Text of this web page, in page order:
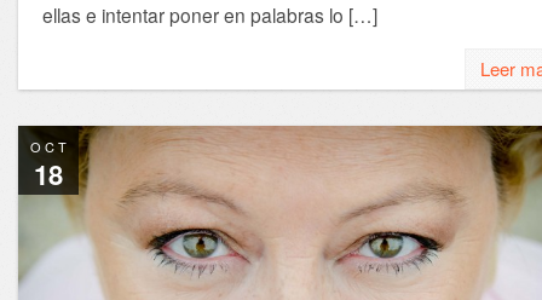
ellas e intentar poner en palabras lo […]
Leer
OCT
18